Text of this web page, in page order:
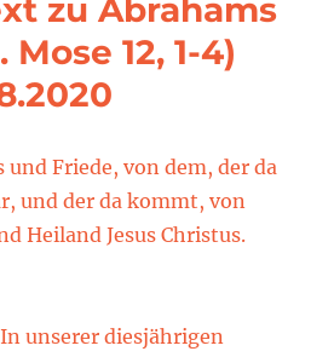
zu Abrahams
Mose 12, 1-4)
und Friede, von dem, der da
und der da kommt, von
Heiland Jesus Christus.
unserer diesjährigen